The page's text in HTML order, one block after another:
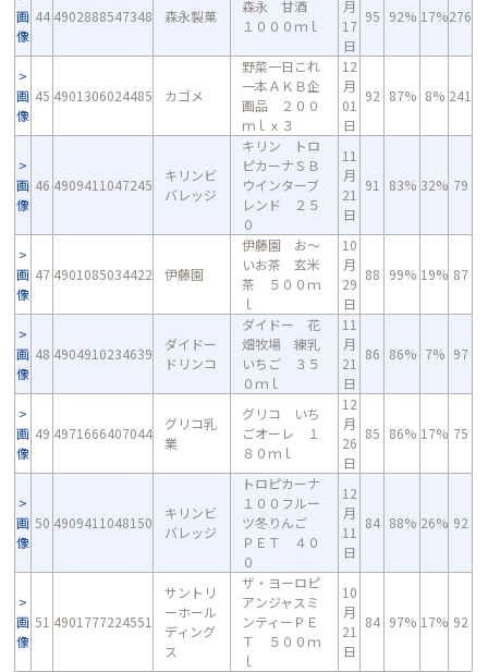
画
像
44 4902888547348 森永製菓
森永 甘酒
１０００ｍｌ
月
17
日
95 92% 17%276
画
像
45 4901306024485 カゴメ
野菜一日これ
一本ＡＫＢ企
画品 ２００
ｍｌｘ３
12
月
01
日
92 87% 8% 241
画
像
46 4909411047245
キリンビ
バレッジ
キリン トロ
ピカーナＳＢ
ウインターブ
レンド ２５
０
11
月
21
日
91 83% 32% 79
画
像
47 4901085034422 伊藤園
伊藤園 お～
いお茶 玄米
茶 ５００ｍ
ｌ
10
月
29
日
88 99% 19% 87
画
像
48 4904910234639
ダイドー
ドリンコ
ダイドー 花
畑牧場 練乳
いちご ３５
０ｍｌ
11
月
21
日
86 86% 7% 97
画
像
49 4971666407044
グリコ乳
業
グリコ いち
ごオーレ １
８０ｍｌ
12
月
26
日
85 86% 17% 75
画
像
50 4909411048150
キリンビ
バレッジ
トロピカーナ
１００フルー
ツ冬りんご
ＰＥＴ ４０
０
12
月
11
日
84 88% 26% 92
画
像
51 4901777224551
サントリ
ーホール
ディング
ス
ザ・ヨーロピ
アンジャスミ
ンティーＰＥ
Ｔ ５００ｍ
ｌ
10
月
21
日
84 97% 17% 92